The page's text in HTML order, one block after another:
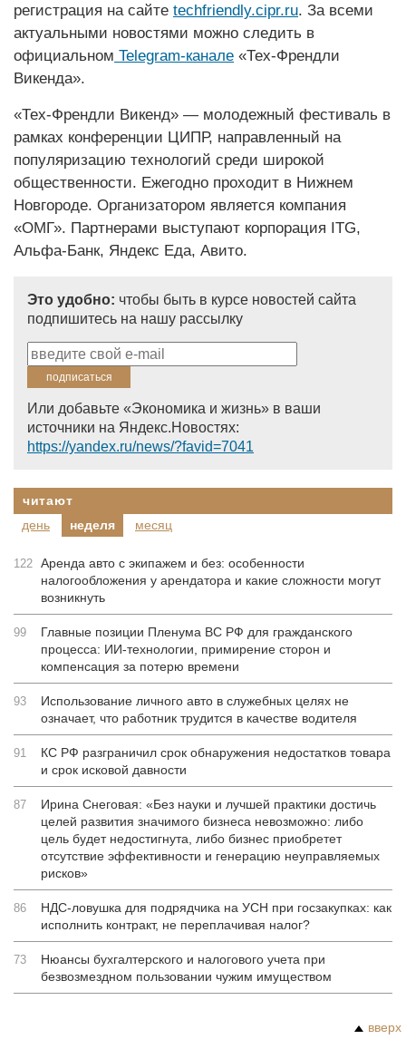
регистрация на сайте techfriendly.cipr.ru. За всеми
актуальными новостями можно следить в
официальном Telegram-канале «Тех-Френдли
Викенда».
«Тех-Френдли Викенд» — молодежный фестиваль в
рамках конференции ЦИПР, направленный на
популяризацию технологий среди широкой
общественности. Ежегодно проходит в Нижнем
Новгороде. Организатором является компания
«ОМГ». Партнерами выступают корпорация ITG,
Альфа-Банк, Яндекс Еда, Авито.
Это удобно: чтобы быть в курсе новостей сайта
подпишитесь на нашу рассылку
Или добавьте «Экономика и жизнь» в ваши
источники на Яндекс.Новостях:
https://yandex.ru/news/?favid=7041
читают
день
неделя месяц
122 Аренда авто с экипажем и без: особенности
налогообложения у арендатора и какие сложности могут
возникнуть
99
Главные позиции Пленума ВС РФ для гражданского
процесса: ИИ-технологии, примирение сторон и
компенсация за потерю времени
93
Использование личного авто в служебных целях не
означает, что работник трудится в качестве водителя
91
КС РФ разграничил срок обнаружения недостатков товара
и срок исковой давности
87
Ирина Снеговая: «Без науки и лучшей практики достичь
целей развития значимого бизнеса невозможно: либо
цель будет недостигнута, либо бизнес приобретет
отсутствие эффективности и генерацию неуправляемых
рисков»
86
НДС-ловушка для подрядчика на УСН при госзакупках: как
исполнить контракт, не переплачивая налог?
73
Нюансы бухгалтерского и налогового учета при
безвозмездном пользовании чужим имуществом
вверх